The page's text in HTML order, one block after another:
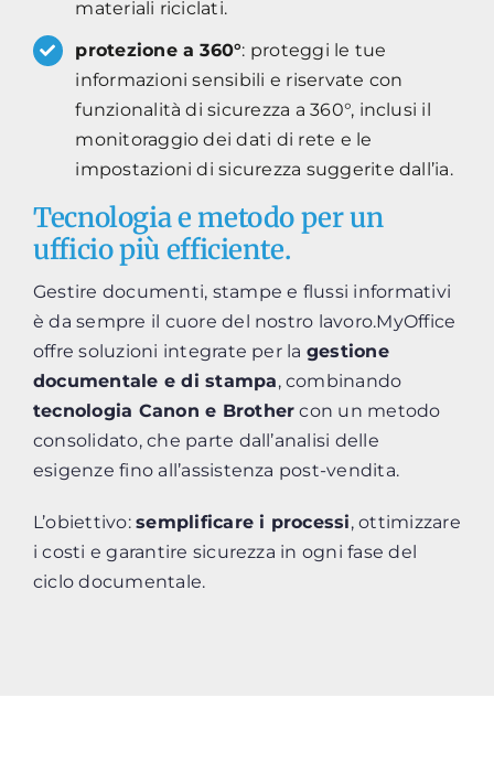
materiali riciclati.
protezione a 360°: proteggi le tue
informazioni sensibili e riservate con
funzionalità di sicurezza a 360°, inclusi il
monitoraggio dei dati di rete e le
impostazioni di sicurezza suggerite dall’ia.
Tecnologia e metodo per un
ufficio più efficiente.
Gestire documenti, stampe e flussi informativi
è da sempre il cuore del nostro lavoro.MyOffice
offre soluzioni integrate per la gestione
documentale e di stampa, combinando
tecnologia Canon e Brother con un metodo
consolidato, che parte dall’analisi delle
esigenze fino all’assistenza post-vendita.
L’obiettivo:semplificare i processi, ottimizzare
i costi e garantire sicurezza in ogni fase del
ciclo documentale.